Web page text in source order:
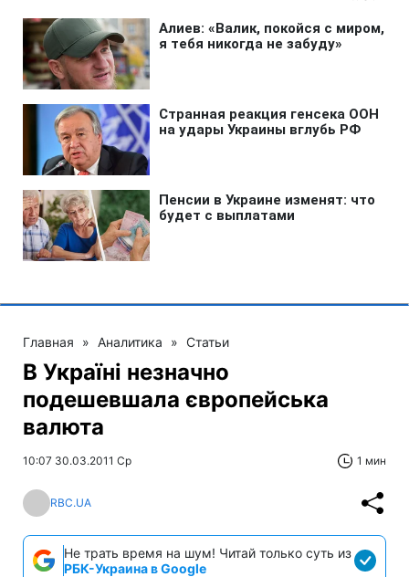
Главная » Аналитика » Статьи
В Україні незначно
подешевшала європейська
валюта
10:07 30.03.2011 Ср 1 мин
RBC.UA
Не трать время на шум! Читай только суть из
РБК-Украина в Google